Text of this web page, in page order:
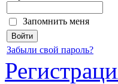
Запомнить меня
Забыли свой пароль?